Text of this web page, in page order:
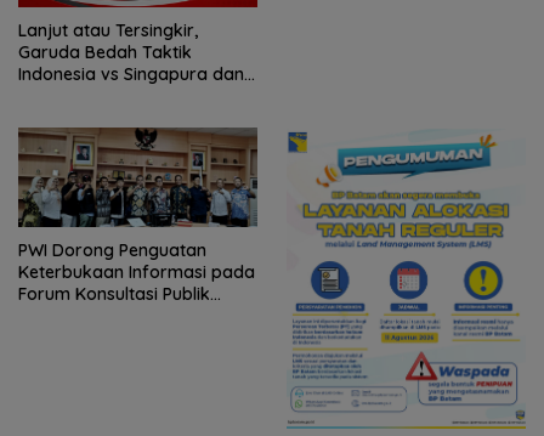
Lanjut atau Tersingkir,
Garuda Bedah Taktik
Indonesia vs Singapura dan
2026
PWI Dorong Penguatan
Keterbukaan Informasi pada
Forum Konsultasi Publik